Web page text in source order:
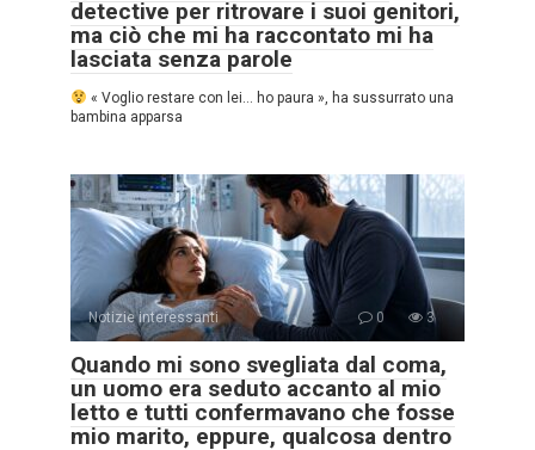
detective per ritrovare i suoi genitori,
ma ciò che mi ha raccontato mi ha
lasciata senza parole
« Voglio restare con lei… ho paura », ha sussurrato una
bambina apparsa
Notizie interessanti 0 3
Quando mi sono svegliata dal coma,
un uomo era seduto accanto al mio
letto e tutti confermavano che fosse
mio marito, eppure, qualcosa dentro